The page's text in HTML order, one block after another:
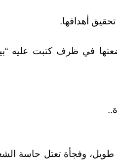
أهدافها.
في ظرف كتبت عليه
وفجأة تعتل حاسة